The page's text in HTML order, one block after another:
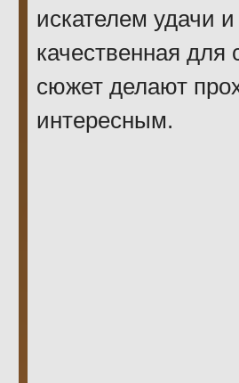
искателем удачи
качественная
сюжет делают
интересным.